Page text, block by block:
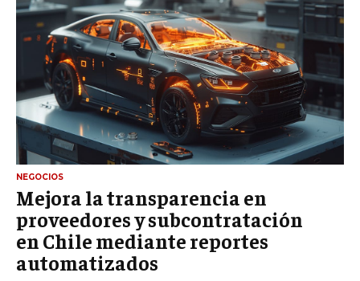
NEGOCIOS
Mejora la transparencia en
proveedores y subcontratación
en Chile mediante reportes
automatizados